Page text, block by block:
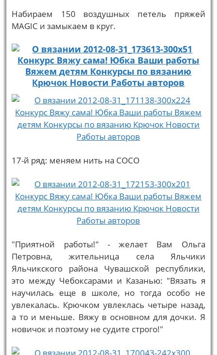
Набираем 150 воздушных петель пряжей
MAGIC и замыкаем в круг.
17-й ряд: меняем нить на СОСО
"Приятной работы!" - желает Вам Ольга
Петровна, жительница села Яльчики
Яльчикского района Чувашской республики,
это между Чебоксарами и Казанью: "Вязать я
научилась еще в школе, но тогда особо не
увлекалась. Крючком увлеклась четыре назад,
а то и меньше. Вяжу в основном для дочки. Я
новичок и поэтому не судите строго!"